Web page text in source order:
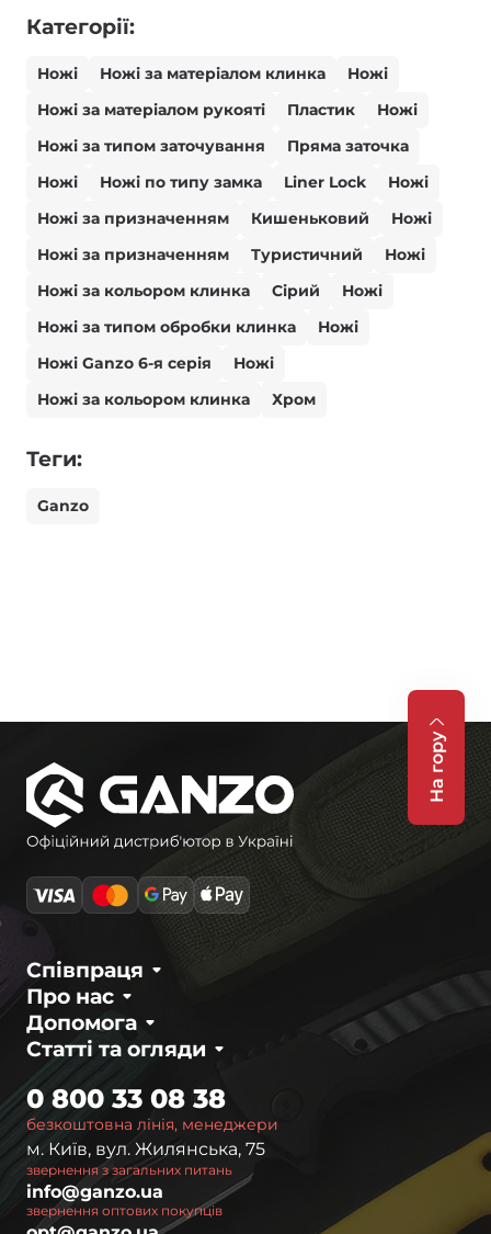
Категорії:
Ножі Ножі за матеріалом клинка
Ножі
Ножі за матеріалом рукояті
Пластик
Ножі
Ножі за типом заточування
Пряма заточка
Ножі
Ножі по типу замка Liner Lock
Ножі
Ножі за призначенням
Кишеньковий
Ножі
Ножі за призначенням
Туристичний
Ножі
Ножі за кольором клинка
Сірий
Ножі
Ножі за типом обробки клинка
Ножі
Ножі Ganzo 6-я серія
Ножі
Ножі за кольором клинка
Хром
Теги:
Ganzo
На гору
Про нас
Співпраця
Статті та огляди
Допомога
безкоштовна лінія, менеджери
0 800 33 08 38
м. Київ, вул. Жилянська, 75
звернення з загальних питань
info@ganzo.ua
звернення оптових покупців